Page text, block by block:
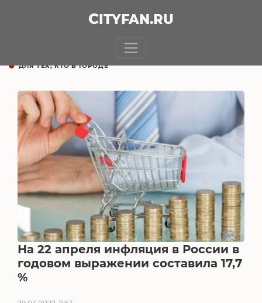
CITYFAN.RU
ДЛЯ ТЕХ, КТО В ГОРОДЕ
На 22 апреля инфляция в России в
годовом выражении составила 17,7
%